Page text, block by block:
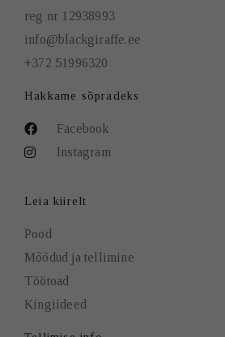
reg nr 12938993
info@blackgiraffe.ee
+372 51996320
Hakkame sõpradeks
Facebook
Instagram
Leia kiirelt
Pood
Mõõdud ja tellimine
Töötoad
Kingiideed